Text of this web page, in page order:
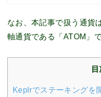
なお、本記事で扱う通貨
軸通貨である「ATOM」で
Keplrでステーキングを